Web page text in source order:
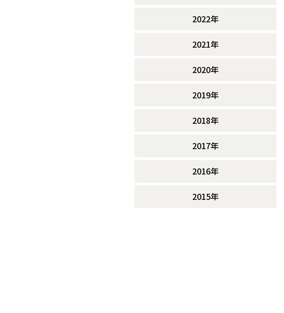
2022年
2021年
2020年
2019年
2018年
2017年
2016年
2015年